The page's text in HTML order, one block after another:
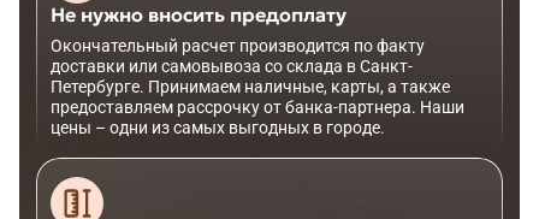
Не нужно вносить предоплату
Окончательный расчет производится по факту
доставки или самовывоза со склада в Санкт-
Петербурге. Принимаем наличные, карты, а также
предоставляем рассрочку от банка-партнера. Наши
цены – одни из самых выгодных в городе.